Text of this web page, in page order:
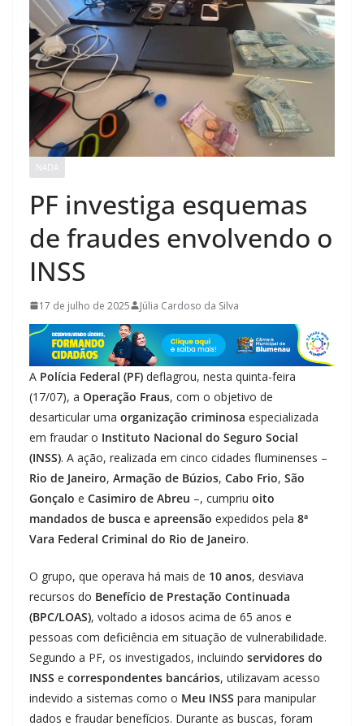
NADA
PF investiga esquemas
de fraudes envolvendo o
INSS
17 de julho de 2025 Júlia Cardoso da Silva
A Polícia Federal (PF) deflagrou, nesta quinta-feira
(17/07), a Operação Fraus, com o objetivo de
desarticular uma organização criminosa especializada
em fraudar o Instituto Nacional do Seguro Social
(INSS). A ação, realizada em cinco cidades fluminenses –
Rio de Janeiro, Armação de Búzios, Cabo Frio, São
Gonçalo e Casimiro de Abreu –, cumpriu oito
mandados de busca e apreensão expedidos pela 8ª
Vara Federal Criminal do Rio de Janeiro.
O grupo, que operava há mais de 10 anos, desviava
recursos do Benefício de Prestação Continuada
(BPC/LOAS), voltado a idosos acima de 65 anos e
pessoas com deficiência em situação de vulnerabilidade.
Segundo a PF, os investigados, incluindo servidores do
INSS e correspondentes bancários, utilizavam acesso
indevido a sistemas como o Meu INSS para manipular
dados e fraudar benefícios. Durante as buscas, foram